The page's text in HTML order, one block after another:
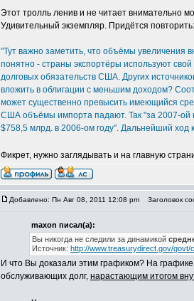
Этот тролль ленив и не читает внимательно
Удивительный экземпляр. Придётся повторить:
"Тут важно заметить, что объёмы
понятно - страны экспортёры используют
долговых обязательств США. Других
вложить в облигации с меньшим доходом?
может существенно превысить имеющийся
США объёмы импорта падают. Так "за 2007-ой
$758,5 млрд. в 2006-ом году". Дальнейший ход
Фикрет, нужно заглядывать и на главную
Добавлено: Пн Авг 08, 2011 12:08 pm Заголовок
maxon писал(а):
Вы никогда не следили за динамикой
Источник: http://www.treasurydirect.gov/
И что Вы доказали этим графиком? На
обслуживающих долг, нарастающим итогом